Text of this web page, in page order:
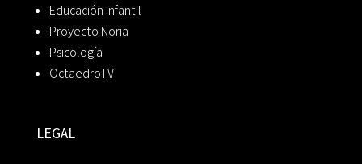
Educación Infantil
Proyecto Noria
Psicología
OctaedroTV
LEGAL